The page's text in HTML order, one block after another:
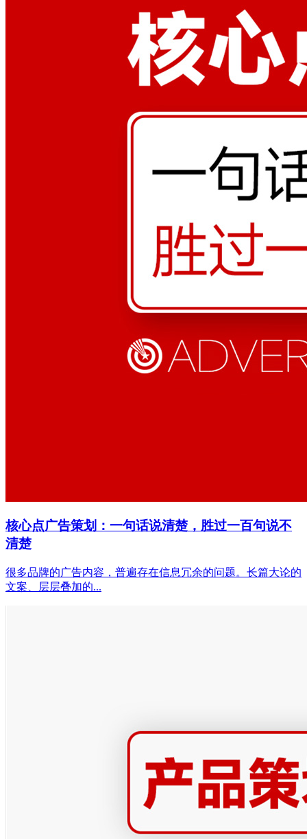
核心点广告策划：一句话说清楚，胜过一百句说不
清楚
很多品牌的广告内容，普遍存在信息冗余的问题。长篇大论的
文案、层层叠加的...